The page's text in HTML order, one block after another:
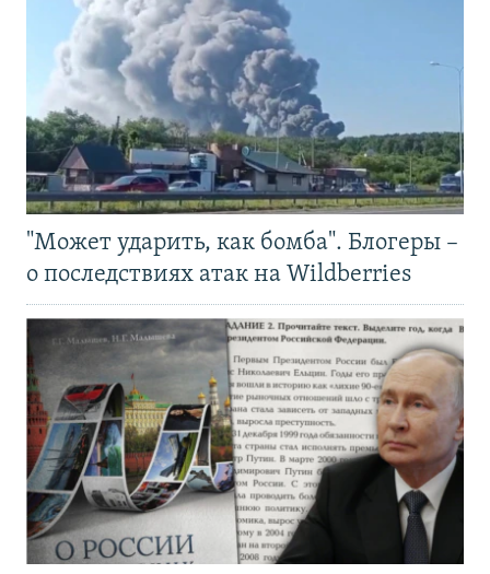
"Может ударить, как бомба". Блогеры –
о последствиях атак на Wildberries